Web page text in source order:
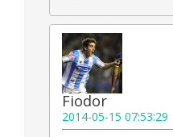
Fiodor
2014-05-15 07:53:29